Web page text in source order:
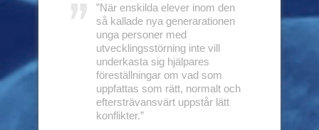
”När enskilda elever inom den
så kallade nya generarationen
unga personer med
utvecklingsstörning inte vill
underkasta sig hjälpares
föreställningar om vad som
uppfattas som rätt, normalt och
eftersträvansvärt uppstår lätt
konflikter.”